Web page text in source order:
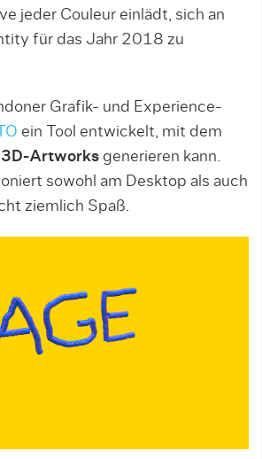
jeder Couleur einlädt, sich an
für das Jahr 2018 zu
Grafik- und Experience-
ein Tool entwickelt, mit dem
3D-Artworks generieren kann.
sowohl am Desktop als auch
ziemlich Spaß.